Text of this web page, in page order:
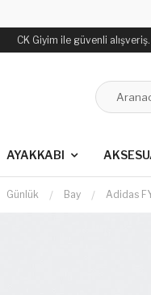
CK Giyim ile güvenli
AYAKKABI
Günlük Bay Adidas